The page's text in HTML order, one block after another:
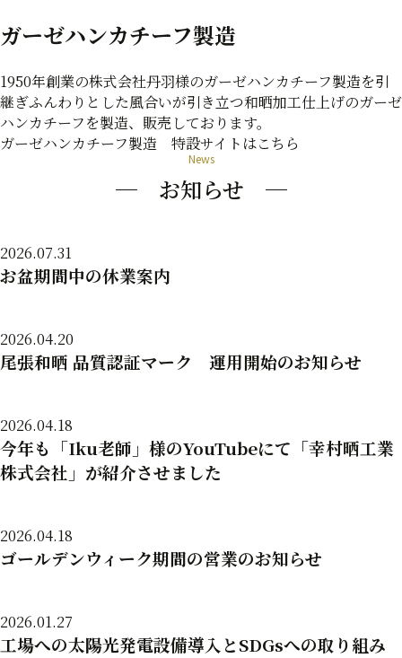
ガーゼハンカチーフ製造
1950年創業の株式会社丹羽様のガーゼハンカチーフ製造を引
継ぎふんわりとした風合いが引き立つ和晒加工仕上げのガーゼ
ハンカチーフを製造、販売しております。
ガーゼハンカチーフ製造 特設サイトはこちら
News
お知らせ
2026.07.31
お盆期間中の休業案内
2026.04.20
尾張和晒 品質認証マーク 運用開始のお知らせ
2026.04.18
今年も「Iku老師」様のYouTubeにて「幸村晒工業
株式会社」が紹介させました
2026.04.18
ゴールデンウィーク期間の営業のお知らせ
2026.01.27
工場への太陽光発電設備導入とSDGsへの取り組み